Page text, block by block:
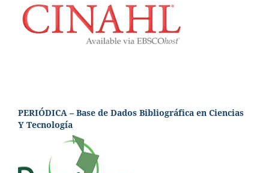
PERIÓDICA – Base de Dados Bibliográfica en Ciencias
Y Tecnología